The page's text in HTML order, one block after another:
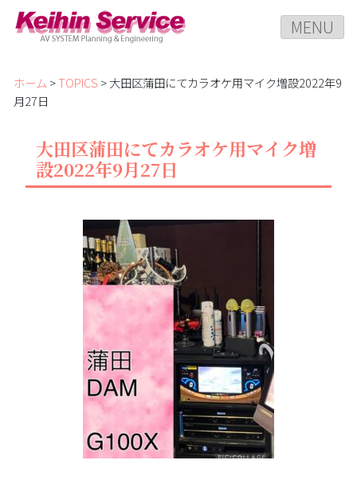
MENU
ホーム >TOPICS > 大田区蒲田にてカラオケ用マイク増設2022年9
月27日
大田区蒲田にてカラオケ用マイク増
設2022年9月27日